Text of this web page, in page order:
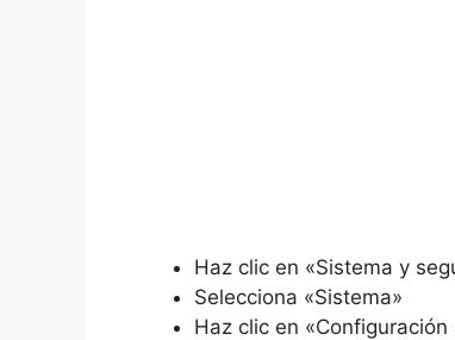
Haz clic en «Sistema y
Selecciona «Sistema»
Haz clic en